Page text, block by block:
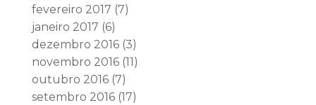
fevereiro 2017 (7)
janeiro 2017 (6)
dezembro 2016(3)
novembro 2016(11)
outubro 2016(7)
setembro 2016(17)